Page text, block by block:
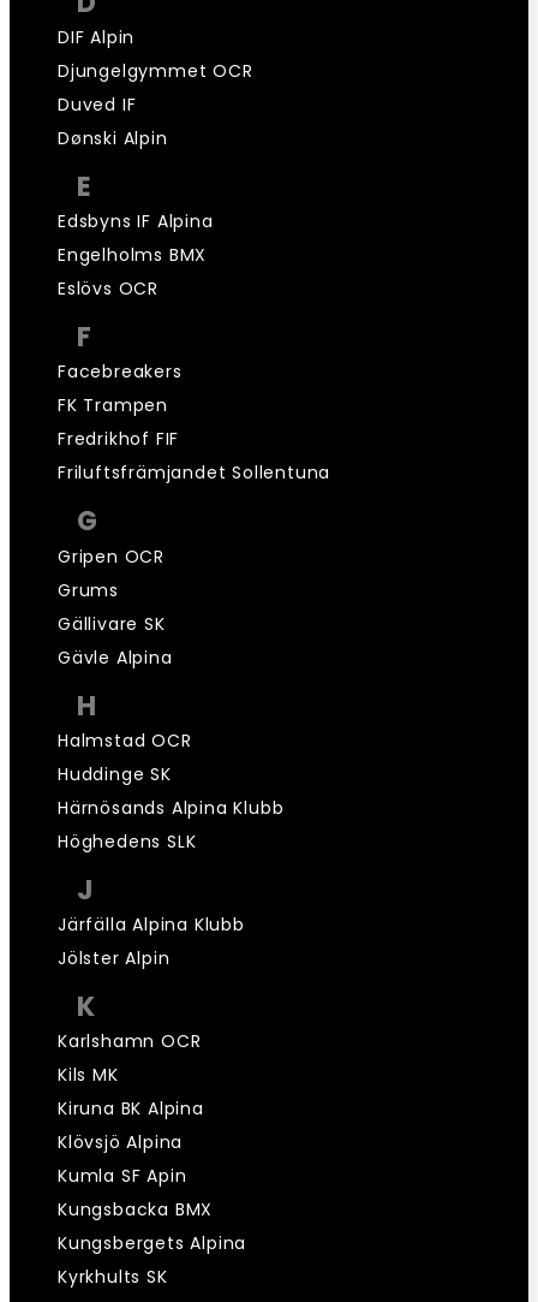
DIF Alpin
Djungelgymmet OCR
Duved IF
Dønski Alpin
E
Edsbyns IF Alpina
Engelholms BMX
Eslövs OCR
F
Facebreakers
FK Trampen
Fredrikhof FIF
Friluftsfrämjandet Sollentuna
G
Gripen OCR
Grums
Gällivare SK
Gävle Alpina
H
Halmstad OCR
Huddinge SK
Härnösands Alpina Klubb
Höghedens SLK
J
Järfälla Alpina Klubb
Jölster Alpin
K
Karlshamn OCR
Kils MK
Kiruna BK Alpina
Klövsjö Alpina
Kumla SF Apin
Kungsbacka BMX
Kungsbergets Alpina
Kyrkhults SK